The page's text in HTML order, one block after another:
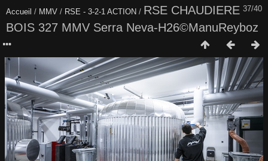
37/40
Accueil / MMV / RSE - 3-2-1 ACTION / RSE CHAUDIERE
BOIS 327 MMV Serra Neva-H26©ManuReyboz